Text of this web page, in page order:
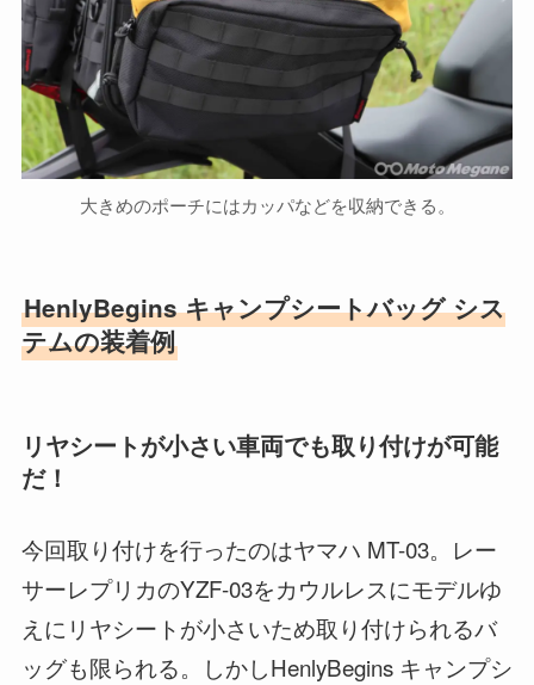
大きめのポーチにはカッパなどを収納できる。
HenlyBegins キャンプシートバッグ シス
テムの装着例
リヤシートが小さい車両でも取り付けが可能
だ！
今回取り付けを行ったのはヤマハ MT-03。レー
サーレプリカのYZF-03をカウルレスにモデルゆ
えにリヤシートが小さいため取り付けられるバ
ッグも限られる。しかしHenlyBegins キャンプシ